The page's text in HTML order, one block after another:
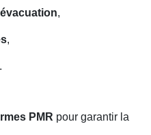
,
,
PMR pour garantir la